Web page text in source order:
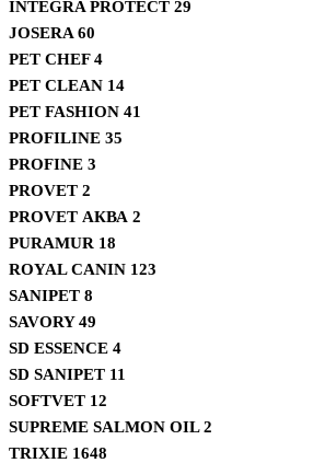
INTEGRA PROTECT 29
JOSERA 60
PET CHEF4
PET CLEAN 14
PET FASHION 41
PROFILINE 35
PROFINE 3
PROVET 2
PROVET АКВА 2
PURAMUR 18
ROYAL CANIN 123
SANIPET 8
SAVORY49
SD ESSENCE 4
SD SANIPET 11
SOFTVET 12
SUPREME SALMON OIL2
TRIXIE 1648